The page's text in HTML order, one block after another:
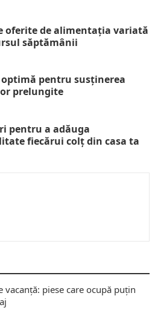
oferite de alimentația variată
săptămânii
pentru susținerea
prelungite
pentru a adăuga
fiecărui colț din casa ta
vacanță: piese care ocupă puțin